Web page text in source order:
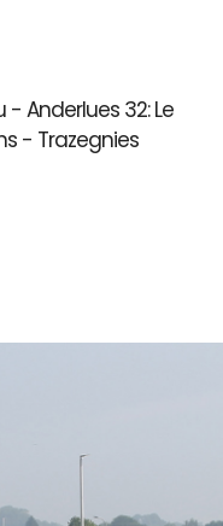
- Anderlues 32: Le
- Trazegnies